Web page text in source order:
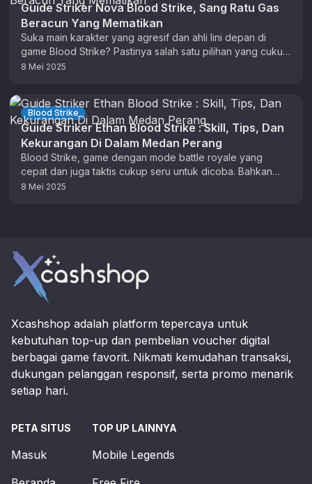
Guide Striker Nova Blood Strike, Sang Ratu Gas
Beracun Yang Mematikan
Suka main karakter yang agresif dan ahli lini depan di
game Blood Strike? Pastinya salah satu pilihan yang cukup
menarik …
8 Mei 2025
Blood Strike
Guide Striker Ethan Blood Strike : Skill, Tips, Dan
Kekurangan Di Dalam Medan Perang
Blood Strike, game dengan mode battle royale yang
cepat dan juga taktis cukup seru untuk dicoba. Bahkan
dengan banyaknya karakter …
8 Mei 2025
Xcashshop adalah platform tepercaya untuk
kebutuhan top-up dan pembelian voucher digital
berbagai game favorit. Nikmati kemudahan transaksi,
dukungan pelanggan responsif, serta promo menarik
setiap hari.
PETA SITUS
Masuk
TOP UP LAINNYA
Mobile Legends